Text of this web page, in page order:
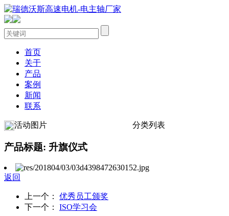
首页
关于
产品
案例
新闻
联系
活动图片 分类列表
产品标题: 升旗仪式
返回
上一个： 优秀员工颁奖
下一个： ISO学习会